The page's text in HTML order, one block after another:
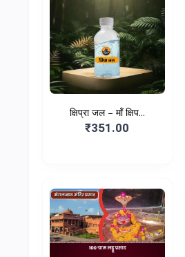
क्षिप्रा जल – माँ क्षिप...
₹351.00